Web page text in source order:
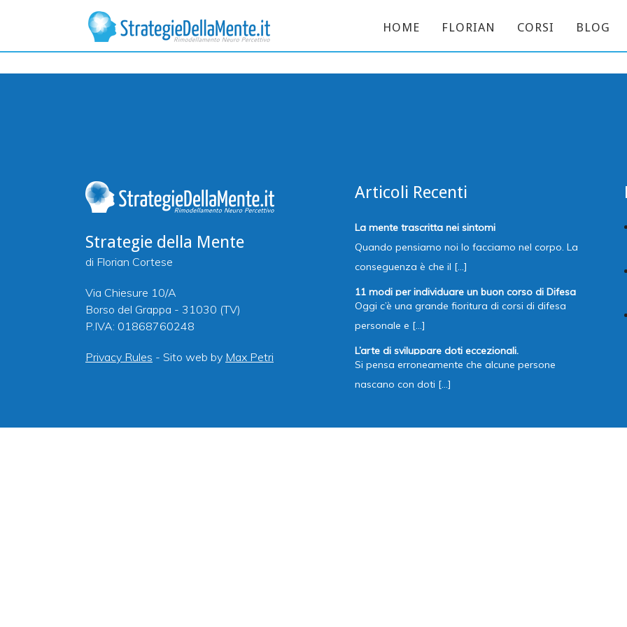
HOME FLORIAN CORSI BLOG
Strategie della Mente
di Florian Cortese
Via Chiesure 10/A
Borso del Grappa - 31030 (TV)
P.IVA: 01868760248
Privacy Rules - Sito web by Max Petri
Articoli Recenti
La mente trascritta nei sintomi
Quando pensiamo noi lo facciamo nel corpo. La
conseguenza è che il [...]
11 modi per individuare un buon corso di Difesa
Personale
Oggi c’è una grande fioritura di corsi di difesa
personale e [...]
L’arte di sviluppare doti eccezionali.
Si pensa erroneamente che alcune persone
nascano con doti [...]